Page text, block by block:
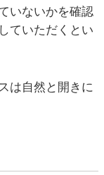
いないかを確認
ていただくとい
は自然と開きに